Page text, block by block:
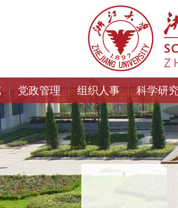
党政管理 组织人事 科学研